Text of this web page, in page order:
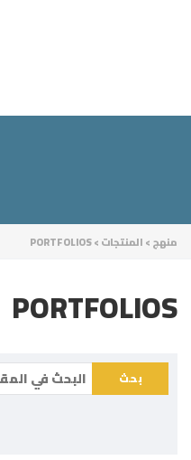
منهج > المنتجات >
PORTFOLIOS
PORTFOLIOS
ابحث
عن: